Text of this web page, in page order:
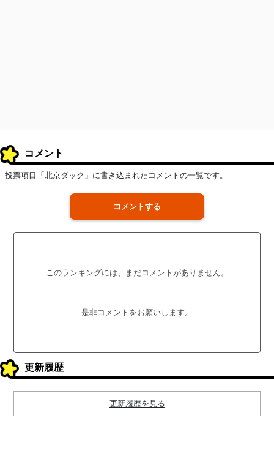
コメント
投票項目「北京ダック」に書き込まれたコメントの一覧です。
コメントする
このランキングには、まだコメントがありません。
是非コメントをお願いします。
更新履歴
更新履歴を見る